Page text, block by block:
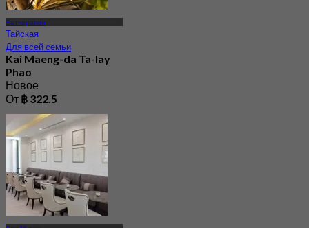
Ватчарапон
Тайская
Для всей семьи
Kai Maeng-da Ta-lay
Phao
Новое
От ฿ 322.5